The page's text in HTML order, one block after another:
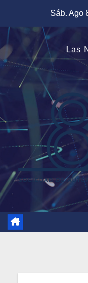
contenido
Sáb. Ago
Las